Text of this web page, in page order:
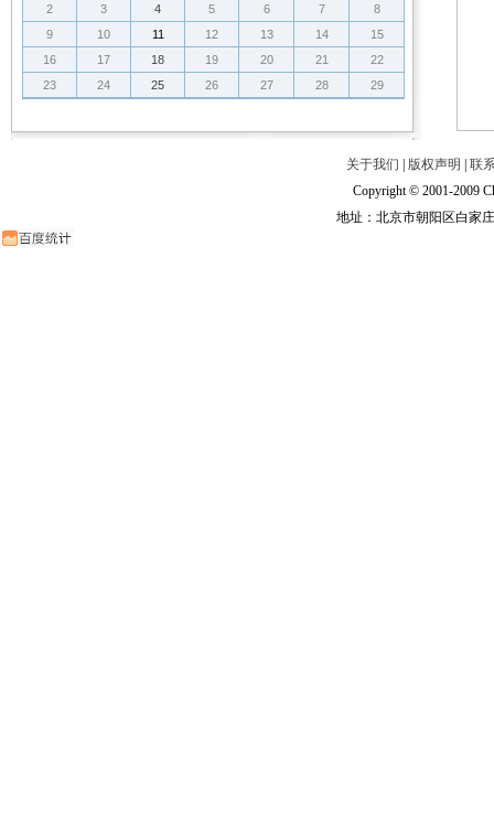
2
3 4 5 6 7
8
9
10 11 12 13 14
15
16
17 18 19 20 21
22
23
24 25 26 27 28 29
关于我们 版权声明
联
Copyright © 2001-2009
地址：北京市朝阳区白家